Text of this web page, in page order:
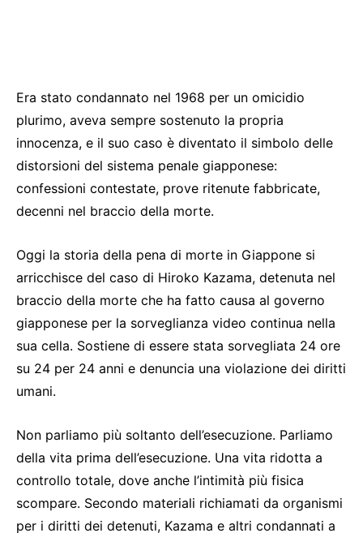
Era stato condannato nel 1968 per un omicidio
plurimo, aveva sempre sostenuto la propria
innocenza, e il suo caso è diventato il simbolo delle
distorsioni del sistema penale giapponese:
confessioni contestate, prove ritenute fabbricate,
decenni nel braccio della morte.
Oggi la storia della pena di morte in Giappone si
arricchisce del caso di Hiroko Kazama, detenuta nel
braccio della morte che ha fatto causa al governo
giapponese per la sorveglianza video continua nella
sua cella. Sostiene di essere stata sorvegliata 24 ore
su 24 per 24 anni e denuncia una violazione dei diritti
umani.
Non parliamo più soltanto dell’esecuzione. Parliamo
della vita prima dell’esecuzione. Una vita ridotta a
controllo totale, dove anche l’intimità più fisica
scompare. Secondo materiali richiamati da organismi
per i diritti dei detenuti, Kazama e altri condannati a